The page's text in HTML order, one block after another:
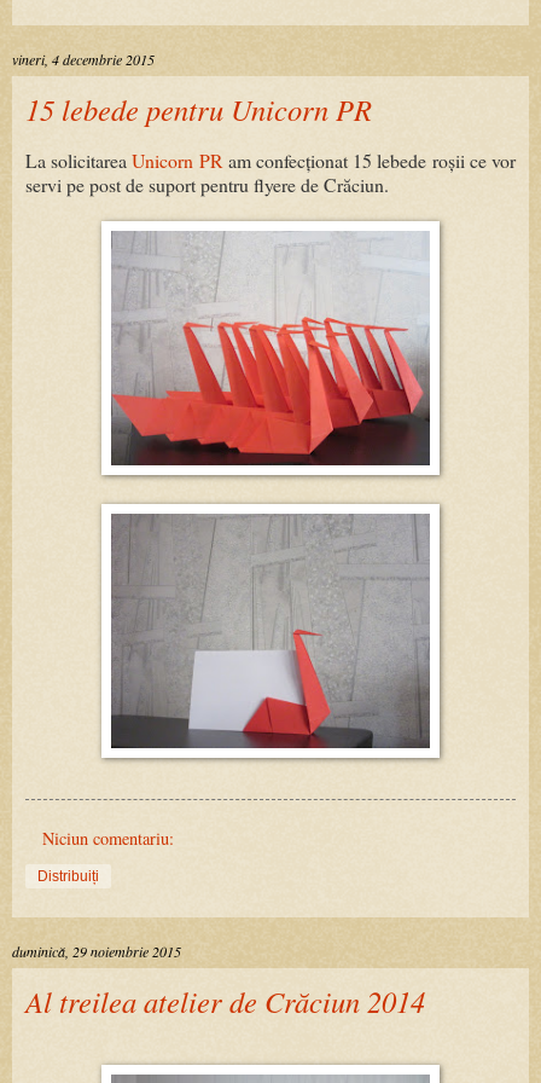
vineri, 4 decembrie 2015
15 lebede pentru Unicorn PR
La solicitareaUnicorn PR am confecționat 15 lebede roșii ce vor
servi pe post de suport pentru flyere de Crăciun.
Niciun comentariu:
Distribuiți
duminică, 29 noiembrie 2015
Al treilea atelier de Crăciun 2014